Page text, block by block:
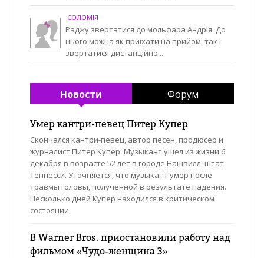
СОЛОМІЯ
Раджу звертатися до мольфара Андрія. До
нього можна як приїхати на прийом, так і
звертатися дистанційно...
Новости Форум
Умер кантри-певец Питер Купер
Скончался кантри-певец, автор песен, продюсер и
журналист Питер Купер. Музыкант ушел из жизни 6
декабря в возрасте 52 лет в городе Нашвилл, штат
Теннесси. Уточняется, что музыкант умер после
травмы головы, полученной в результате падения.
Несколько дней Купер находился в критическом
состоянии.
В Warner Bros. приостановили работу над
фильмом «Чудо-женщина 3»